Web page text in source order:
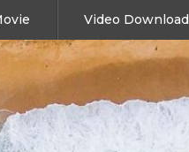
Video Download